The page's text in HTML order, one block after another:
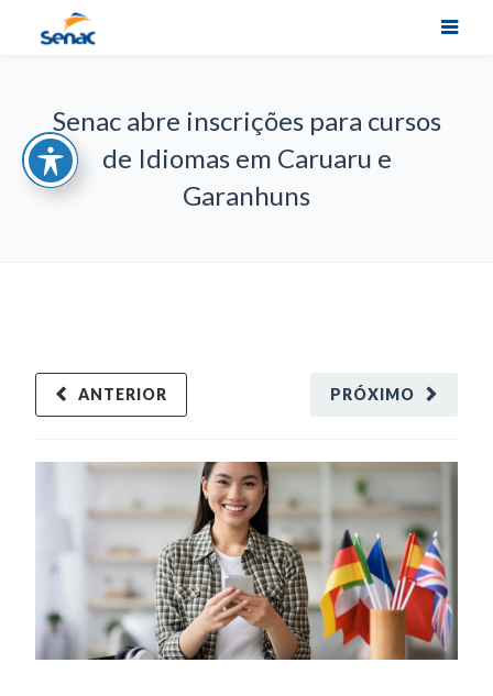
Senac abre inscrições para cursos
de Idiomas em Caruaru e
Garanhuns
PRÓXIMO
ANTERIOR